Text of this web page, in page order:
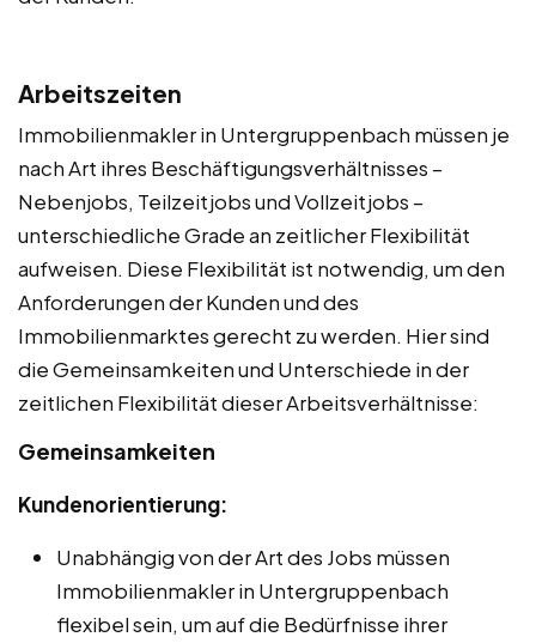
Arbeitszeiten
Immobilienmakler in Untergruppenbach müssen je
nach Art ihres Beschäftigungsverhältnisses –
Nebenjobs, Teilzeitjobs und Vollzeitjobs –
unterschiedliche Grade an zeitlicher Flexibilität
aufweisen. Diese Flexibilität ist notwendig, um den
Anforderungen der Kunden und des
Immobilienmarktes gerecht zu werden. Hier sind
die Gemeinsamkeiten und Unterschiede in der
zeitlichen Flexibilität dieser Arbeitsverhältnisse:
Gemeinsamkeiten
Kundenorientierung:
Unabhängig von der Art des Jobs müssen
Immobilienmakler in Untergruppenbach
flexibel sein, um auf die Bedürfnisse ihrer